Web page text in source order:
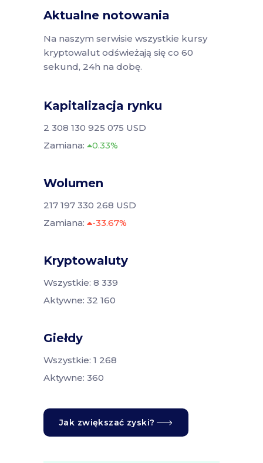
Aktualne notowania
Na naszym serwisie wszystkie kursy
kryptowalut odświeżają się co 60
sekund, 24h na dobę.
Kapitalizacja rynku
2 308 130 925 075 USD
Zamiana:
0.33%
Wolumen
217 197 330 268 USD
Zamiana:
-33.67%
Kryptowaluty
Wszystkie: 8 339
Aktywne: 32 160
Giełdy
Wszystkie: 1 268
Aktywne: 360
Jak zwiększać zyski?